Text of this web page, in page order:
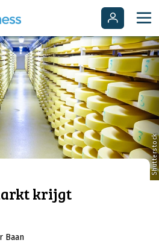
Shutterstock
krijgt
Baan